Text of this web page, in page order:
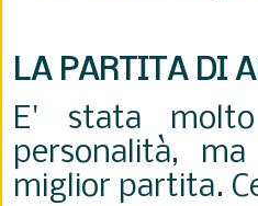
LA PARTITA DI
E' stata
personalità,
miglior partita.